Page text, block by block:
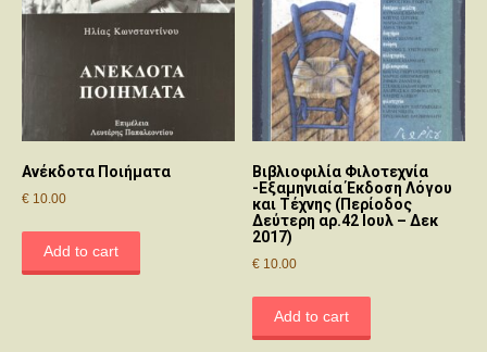
Ανέκδοτα Ποιήματα
€ 10.00
Add to cart
Βιβλιοφιλία Φιλοτεχνία
-Εξαμηνιαία Έκδοση Λόγου
και Τέχνης (Περίοδος
Δεύτερη αρ.42 Ιουλ – Δεκ
2017)
€ 10.00
Add to cart